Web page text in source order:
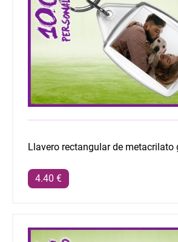
Llavero rectangular de metacrilato
4.40 €
Llavero rectangular de metacrilato